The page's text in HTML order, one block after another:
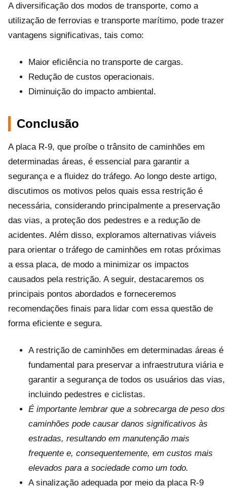
A diversificação dos modos de transporte, como a
utilização de ferrovias e transporte marítimo, pode trazer
vantagens significativas, tais como:
Maior eficiência no transporte de cargas.
Redução de custos operacionais.
Diminuição do impacto ambiental.
Conclusão
A placa R-9, que proíbe o trânsito de caminhões em
determinadas áreas, é essencial para garantir a
segurança e a fluidez do tráfego. Ao longo deste artigo,
discutimos os motivos pelos quais essa restrição é
necessária, considerando principalmente a preservação
das vias, a proteção dos pedestres e a redução de
acidentes. Além disso, exploramos alternativas viáveis
para orientar o tráfego de caminhões em rotas próximas
a essa placa, de modo a minimizar os impactos
causados pela restrição. A seguir, destacaremos os
principais pontos abordados e forneceremos
recomendações finais para lidar com essa questão de
forma eficiente e segura.
A restrição de caminhões em determinadas áreas é
fundamental para preservar a infraestrutura viária e
garantir a segurança de todos os usuários das vias,
incluindo pedestres e ciclistas.
É importante lembrar que a sobrecarga de peso dos
caminhões pode causar danos significativos às
estradas, resultando em manutenção mais
frequente e, consequentemente, em custos mais
elevados para a sociedade como um todo.
A sinalização adequada por meio da placa R-9